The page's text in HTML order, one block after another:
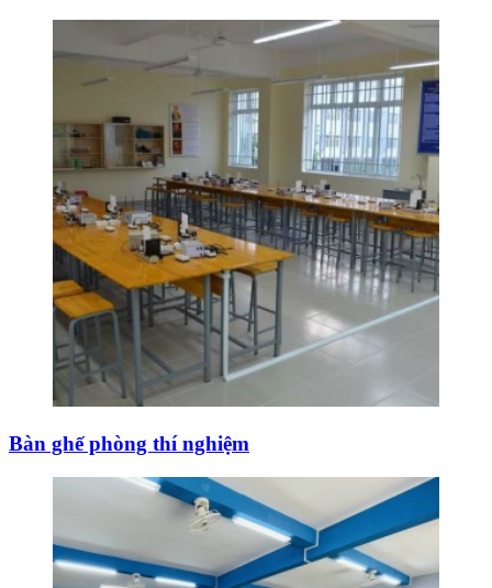
Bàn ghế phòng thí nghiệm